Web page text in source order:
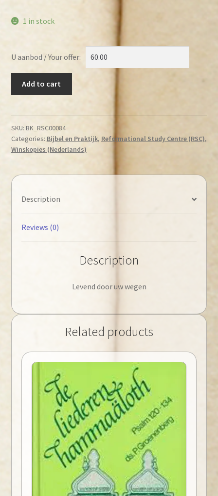
1 in stock
U aanbod / Your offer:
Levend
door
Uw
quantity
Add to cart
SKU: BK_RSC00084
Categories: Bijbel en Praktijk, Reformational Study Centre (RSC),
Winskopies (Nederlands)
Description
Reviews (0)
Description
Levend door uw wegen
Related products